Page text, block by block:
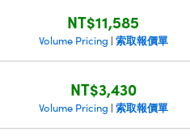
NT$11,585
Volume Pricing | 索取報價單
NT$3,430
Volume Pricing | 索取報價單